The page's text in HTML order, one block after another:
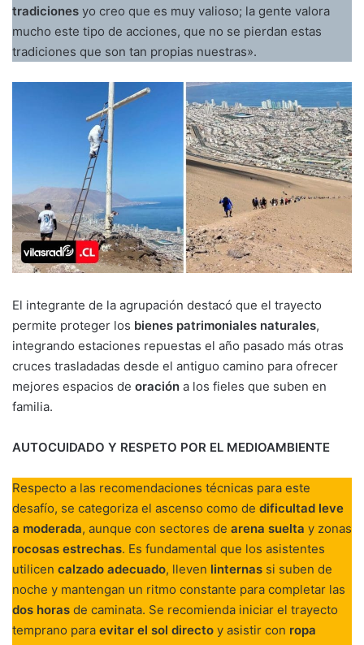
tradiciones yo creo que es muy valioso; la gente valora
mucho este tipo de acciones, que no se pierdan estas
tradiciones que son tan propias nuestras».
El integrante de la agrupación destacó que el trayecto
permite proteger los bienes patrimoniales naturales,
integrando estaciones repuestas el año pasado más otras
cruces trasladadas desde el antiguo camino para ofrecer
mejores espacios de oración a los fieles que suben en
familia.
AUTOCUIDADO Y RESPETO POR EL MEDIOAMBIENTE
Respecto a las recomendaciones técnicas para este
desafío, se categoriza el ascenso como de dificultad leve
a moderada, aunque con sectores de arena suelta y zonas
rocosas estrechas. Es fundamental que los asistentes
utilicen calzado adecuado, lleven linternas si suben de
noche y mantengan un ritmo constante para completar las
dos horas de caminata. Se recomienda iniciar el trayecto
temprano para evitar el sol directo y asistir con ropa